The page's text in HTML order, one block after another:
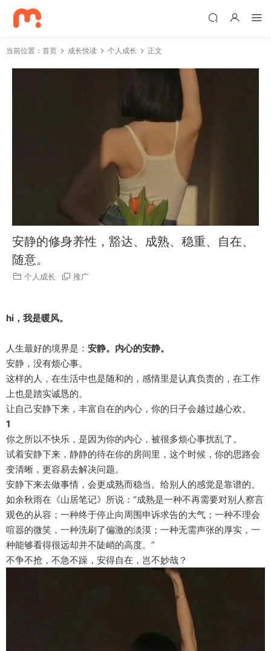
当前位置： 首页 成长悦读 个人成长 正文
安静的修身养性，豁达、成熟​、稳重​、自在、
随意。
个人成长 推广
hi，我是暖风。
人生最好的境界是： 安静。内心的安静。
安静，没有烦心事。
这样的人，在生活中也是随和的，感情里是认真负责的，在工作
上也是踏实诚恳的。
让自己安静下来，丰富自在的内心，你的日子会越过越心欢。
1
你之所以不快乐，是因为你的内心，被很多烦心事扰乱了。
试着安静下来，静静的待在你的房间里，这个时候，你的思路会
变清晰，更容易去解决问题。
安静下来去做事情，会更成熟而稳当。给别人的感觉是靠谱的。
如余秋雨在 《山居笔记》 所说：“成熟是一种不再需要对别人察言
观色的从容；一种终于停止向周围申诉求告的大气；一种不理会
喧嚣的微笑，一种洗刷了偏激的淡漠；一种无需声张的厚实，一
种能够看得很远却并不陡峭的高度。”
不争不抢，不急不躁，安得自在，岂不妙哉？